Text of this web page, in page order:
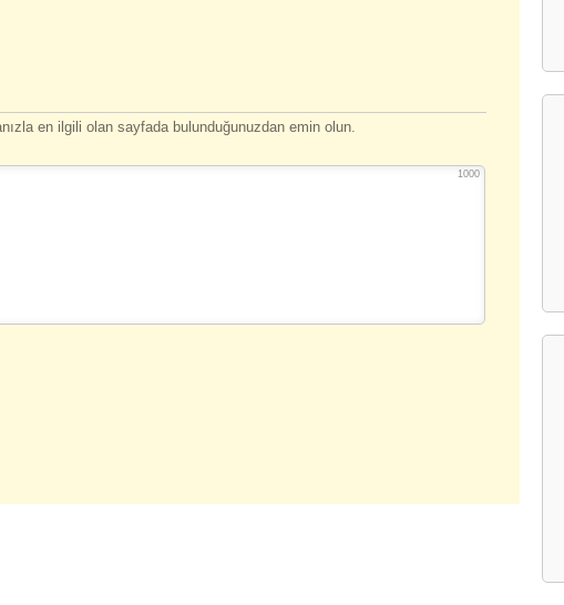
en ilgili olan sayfada bulunduğunuzdan emin olun.
1000